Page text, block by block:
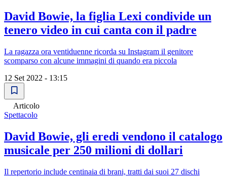
David Bowie, la figlia Lexi condivide un
tenero video in cui canta con il padre
La ragazza ora ventiduenne ricorda su Instagram il genitore
scomparso con alcune immagini di quando era piccola
12 Set 2022 - 13:15
Articolo
Spettacolo
David Bowie, gli eredi vendono il catalogo
musicale per 250 milioni di dollari
Il repertorio include centinaia di brani, tratti dai suoi 27 dischi